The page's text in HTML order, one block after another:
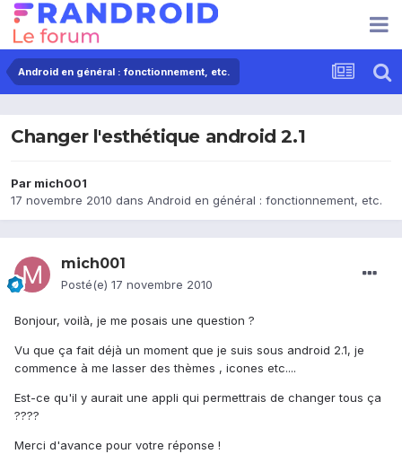
Android en général : fonctionnement, etc.
Changer l'esthétique android 2.1
Par mich001
17 novembre 2010 dans Android en général : fonctionnement, etc.
mich001
Posté(e) 17 novembre 2010
Bonjour, voilà, je me posais une question ?
Vu que ça fait déjà un moment que je suis sous android 2.1, je
commence à me lasser des thèmes , icones etc....
Est-ce qu'il y aurait une appli qui permettrais de changer tous ça
????
Merci d'avance pour votre réponse !